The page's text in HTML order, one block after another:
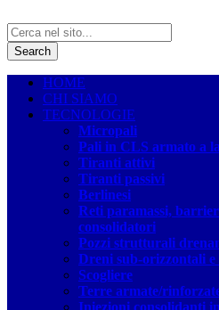
HOME
CHI SIAMO
TECNOLOGIE
Micropali
Pali in CLS armato a
Tiranti attivi
Tiranti passivi
Berlinesi
Reti paramassi,
consolidatori
Pozzi strutturali
Dreni sub-orizzontali
Scogliere
Terre armate/
Iniezioni consolidanti